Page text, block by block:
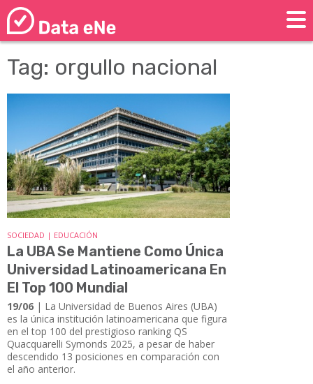
Tag: orgullo nacional
SOCIEDAD | EDUCACIÓN
La UBA Se Mantiene Como Única
Universidad Latinoamericana En
El Top 100 Mundial
19/06 | ​​​​​​​La Universidad de Buenos Aires (UBA)
es la única institución latinoamericana que figura
en el top 100 del prestigioso ranking QS
Quacquarelli Symonds 2025, a pesar de haber
descendido 13 posiciones en comparación con
el año anterior.